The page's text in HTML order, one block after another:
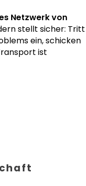
Netzwerk von
stellt sicher: Tritt
ein, schicken
ist